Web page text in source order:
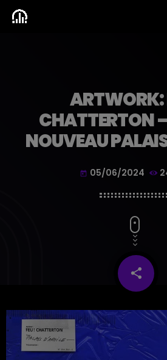
ARTWORK:
CHATTERTON
NOUVEAU
today 05/06/2024
share
email